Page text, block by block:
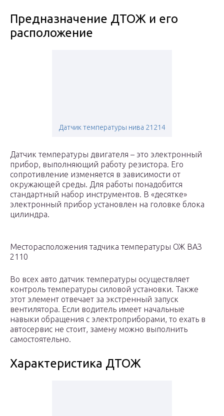
Предназначение ДТОЖ и его
расположение
Датчик температуры нива 21214
Датчик температуры двигателя – это электронный
прибор, выполняющий работу резистора. Его
сопротивление изменяется в зависимости от
окружающей среды. Для работы понадобится
стандартный набор инструментов. В «десятке»
электронный прибор установлен на головке блока
цилиндра.
Месторасположения тадчика температуры ОЖ ВАЗ
2110
Во всех авто датчик температуры осуществляет
контроль температуры силовой установки. Также
этот элемент отвечает за экстренный запуск
вентилятора. Если водитель имеет начальные
навыки обращения с электроприборами, то ехать в
автосервис не стоит, замену можно выполнить
самостоятельно.
Характеристика ДТОЖ